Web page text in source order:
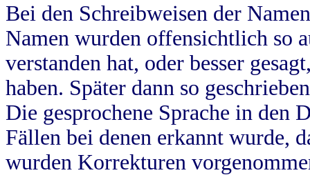
Bei den Schreibweisen der
Namen wurden offensichtlich so
verstanden hat, oder besser
haben. Später dann so
Die gesprochene Sprache in
Fällen bei denen erkannt wurde,
wurden Korrekturen